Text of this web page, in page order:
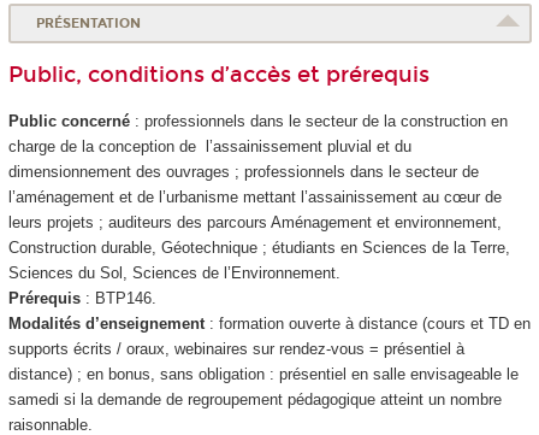
PRÉSENTATION
Public, conditions d’accès et prérequis
Public concerné: professionnels dans le secteur de la construction en
charge de la conception de l’assainissement pluvial et du
dimensionnement des ouvrages ; professionnels dans le secteur de
l’aménagement et de l’urbanisme mettant l’assainissement au cœur de
leurs projets ; auditeurs des parcours Aménagement et environnement,
Construction durable, Géotechnique ; étudiants en Sciences de la Terre,
Sciences du Sol, Sciences de l’Environnement.
Prérequis: BTP146.
Modalités d’enseignement: formation ouverte à distance (cours et TD en
supports écrits / oraux, webinaires sur rendez-vous = présentiel à
distance) ; en bonus, sans obligation : présentiel en salle envisageable le
samedi si la demande de regroupement pédagogique atteint un nombre
raisonnable.